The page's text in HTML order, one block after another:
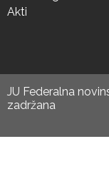
Akti
JU Federalna
zadržana